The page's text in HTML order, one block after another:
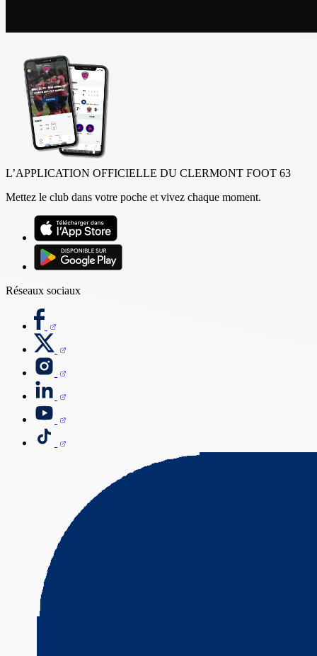
L’APPLICATION OFFICIELLE DU CLERMONT FOOT 63
Mettez le club dans votre poche et vivez chaque moment.
Réseaux sociaux